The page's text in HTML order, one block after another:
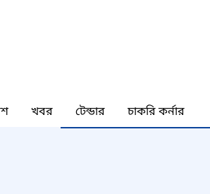
খবর টেন্ডার চাকরি কর্নার